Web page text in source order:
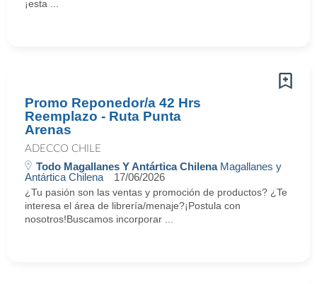
¡esta ...
Promo Reponedor/a 42 Hrs
Reemplazo - Ruta Punta
Arenas
ADECCO CHILE
Todo Magallanes Y Antártica ChilenaMagallanes y
Antártica Chilena
17/06/2026
¿Tu pasión son las ventas y promoción de productos? ¿Te
interesa el área de librería/menaje?¡Postula con
nosotros!Buscamos incorporar ...